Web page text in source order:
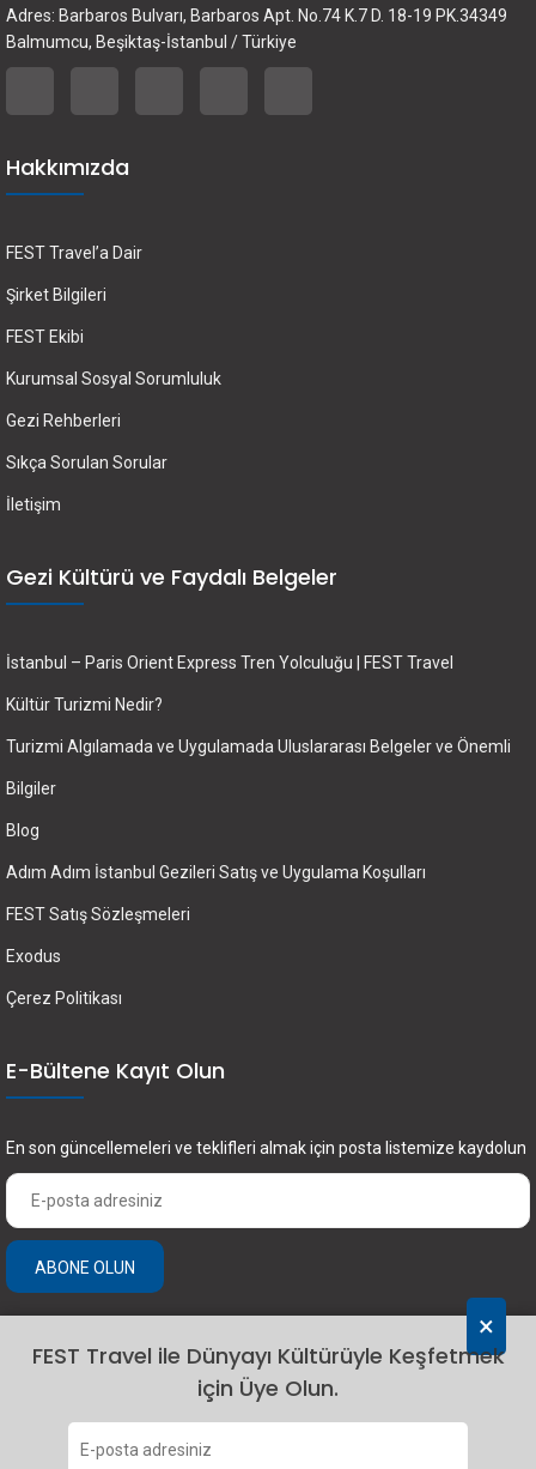
×
FEST Travel ile Dünyayı Kültürüyle Keşfetmek
için Üye Olun.
Adres: Barbaros Bulvarı, Barbaros Apt. No.74 K.7 D. 18-19 PK.34349
Balmumcu, Beşiktaş-İstanbul / Türkiye
Hakkımızda
FEST Travel’a Dair
Şirket Bilgileri
FEST Ekibi
Kurumsal Sosyal Sorumluluk
Gezi Rehberleri
Sıkça Sorulan Sorular
İletişim
Gezi Kültürü ve Faydalı Belgeler
İstanbul – Paris Orient Express Tren Yolculuğu | FEST Travel
Kültür Turizmi Nedir?
Turizmi Algılamada ve Uygulamada Uluslararası Belgeler ve Önemli
Bilgiler
Blog
Adım Adım İstanbul Gezileri Satış ve Uygulama Koşulları
FEST Satış Sözleşmeleri
Exodus
Çerez Politikası
E-Bültene Kayıt Olun
En son güncellemeleri ve teklifleri almak için posta listemize kaydolun
ABONE OLUN
2024 Fest Travel. Tüm hakları saklıdır.